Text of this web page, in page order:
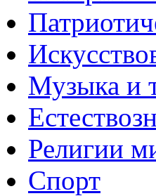
Музыка и
Религии
Спорт